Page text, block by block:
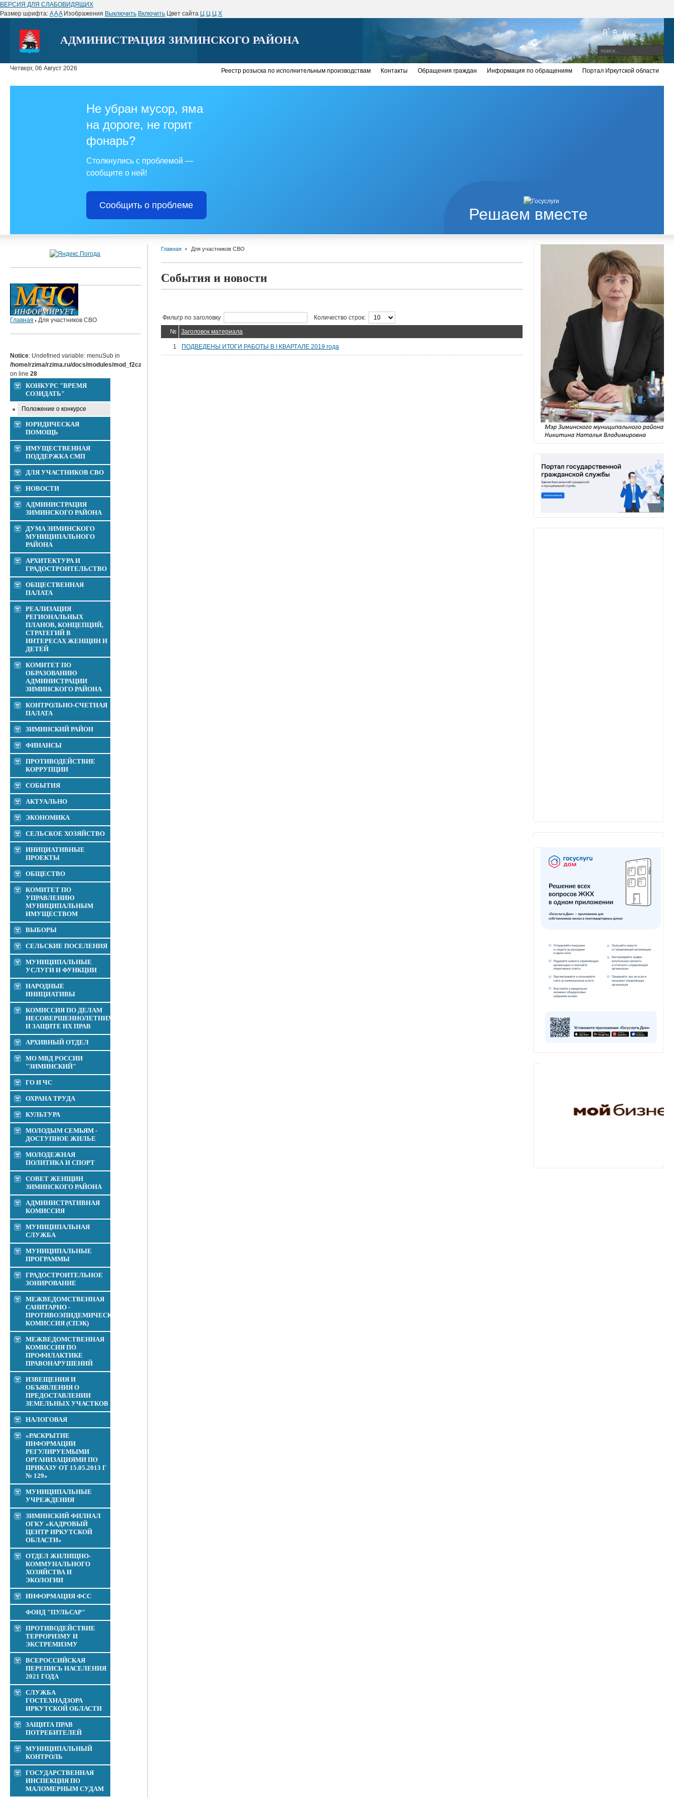
ВЕРСИЯ ДЛЯ СЛАБОВИДЯЩИХ
Размер шрифта: AAAИзображения Выключить Включить Цвет сайта Ц Ц Ц Х
АДМИНИСТРАЦИЯ ЗИМИНСКОГО РАЙОНА
Портал Иркутской области
Информация по обращениям
Обращения граждан
Контакты
Реестр розыска по исполнительным производствам
Четверг, 06 Август 2026
Решаем вместе
Не убран мусор, яма
на дороге, не горит
фонарь?
Столкнулись с проблемой —
сообщите о ней!
Сообщить о проблеме
Главная Для участников СВО
События и новости
Фильтр по заголовку
Количество строк:
№
Заголовок материала
1 ПОДВЕДЕНЫ ИТОГИ РАБОТЫ В I КВАРТАЛЕ 2019 года
Главная Для участников СВО
Notice: Undefined variable: menuSub in
/home/rzima/rzima.ru/docs/modules/mod_f2caccordion/tmpl/default.php
on line28
КОНКУРС "ВРЕМЯ
СОЗИДАТЬ"
Положение о конкурсе
ЮРИДИЧЕСКАЯ
ПОМОЩЬ
ИМУЩЕСТВЕННАЯ
ПОДДЕРЖКА СМП
ДЛЯ УЧАСТНИКОВ СВО
НОВОСТИ
АДМИНИСТРАЦИЯ
ЗИМИНСКОГО РАЙОНА
ДУМА ЗИМИНСКОГО
МУНИЦИПАЛЬНОГО
РАЙОНА
АРХИТЕКТУРА И
ГРАДОСТРОИТЕЛЬСТВО
ОБЩЕСТВЕННАЯ
ПАЛАТА
РЕАЛИЗАЦИЯ
РЕГИОНАЛЬНЫХ
ПЛАНОВ, КОНЦЕПЦИЙ,
СТРАТЕГИЙ В
ИНТЕРЕСАХ ЖЕНЩИН И
ДЕТЕЙ
КОМИТЕТ ПО
ОБРАЗОВАНИЮ
АДМИНИСТРАЦИИ
ЗИМИНСКОГО РАЙОНА
КОНТРОЛЬНО-СЧЕТНАЯ
ПАЛАТА
ЗИМИНСКИЙ РАЙОН
ФИНАНСЫ
ПРОТИВОДЕЙСТВИЕ
КОРРУПЦИИ
СОБЫТИЯ
АКТУАЛЬНО
ЭКОНОМИКА
СЕЛЬСКОЕ ХОЗЯЙСТВО
ИНИЦИАТИВНЫЕ
ПРОЕКТЫ
ОБЩЕСТВО
КОМИТЕТ ПО
УПРАВЛЕНИЮ
МУНИЦИПАЛЬНЫМ
ИМУЩЕСТВОМ
ВЫБОРЫ
СЕЛЬСКИЕ ПОСЕЛЕНИЯ
МУНИЦИПАЛЬНЫЕ
УСЛУГИ И ФУНКЦИИ
НАРОДНЫЕ
ИНИЦИАТИВЫ
КОМИССИЯ ПО ДЕЛАМ
НЕСОВЕРШЕННОЛЕТНИХ
И ЗАЩИТЕ ИХ ПРАВ
АРХИВНЫЙ ОТДЕЛ
МО МВД РОССИИ
"ЗИМИНСКИЙ"
ГО И ЧС
ОХРАНА ТРУДА
КУЛЬТУРА
МОЛОДЫМ СЕМЬЯМ -
ДОСТУПНОЕ ЖИЛЬЕ
МОЛОДЕЖНАЯ
ПОЛИТИКА И СПОРТ
СОВЕТ ЖЕНЩИН
ЗИМИНСКОГО РАЙОНА
АДМИНИСТРАТИВНАЯ
КОМИССИЯ
МУНИЦИПАЛЬНАЯ
СЛУЖБА
МУНИЦИПАЛЬНЫЕ
ПРОГРАММЫ
ГРАДОСТРОИТЕЛЬНОЕ
ЗОНИРОВАНИЕ
МЕЖВЕДОМСТВЕННАЯ
САНИТАРНО -
ПРОТИВОЭПИДЕМИЧЕСКАЯ
КОМИССИЯ (СПЭК)
МЕЖВЕДОМСТВЕННАЯ
КОМИССИЯ ПО
ПРОФИЛАКТИКЕ
ПРАВОНАРУШЕНИЙ
ИЗВЕЩЕНИЯ И
ОБЪЯВЛЕНИЯ О
ПРЕДОСТАВЛЕНИИ
ЗЕМЕЛЬНЫХ УЧАСТКОВ
НАЛОГОВАЯ
«РАСКРЫТИЕ
ИНФОРМАЦИИ
РЕГУЛИРУЕМЫМИ
ОРГАНИЗАЦИЯМИ ПО
ПРИКАЗУ ОТ 15.05.2013 Г
№ 129»
МУНИЦИПАЛЬНЫЕ
УЧРЕЖДЕНИЯ
ЗИМИНСКИЙ ФИЛИАЛ
ОГКУ «КАДРОВЫЙ
ЦЕНТР ИРКУТСКОЙ
ОБЛАСТИ»
ОТДЕЛ ЖИЛИЩНО-
КОММУНАЛЬНОГО
ХОЗЯЙСТВА И
ЭКОЛОГИИ
ИНФОРМАЦИЯ ФСС
ФОНД "ПУЛЬСАР"
ПРОТИВОДЕЙСТВИЕ
ТЕРРОРИЗМУ И
ЭКСТРЕМИЗМУ
ВСЕРОССИЙСКАЯ
ПЕРЕПИСЬ НАСЕЛЕНИЯ
2021 ГОДА
СЛУЖБА
ГОСТЕХНАДЗОРА
ИРКУТСКОЙ ОБЛАСТИ
ЗАЩИТА ПРАВ
ПОТРЕБИТЕЛЕЙ
МУНИЦИПАЛЬНЫЙ
КОНТРОЛЬ
ГОСУДАРСТВЕННАЯ
ИНСПЕКЦИЯ ПО
МАЛОМЕРНЫМ СУДАМ